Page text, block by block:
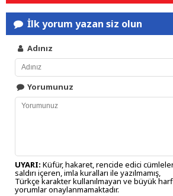
İlk yorum yazan siz olun
Adınız
Yorumunuz
UYARI: Küfür, hakaret, rencide edici
saldırı içeren, imla kuralları ile yazılmamış,
Türkçe karakter kullanılmayan ve büyük
yorumlar onaylanmamaktadır.